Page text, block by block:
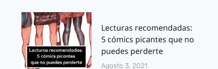
Lecturas recomendadas:
5 cómics picantes que no
puedes perderte
Agosto 3, 2021